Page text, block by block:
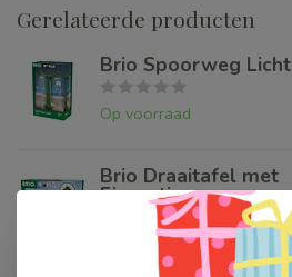
Gerelateerde producten
Brio Spoorweg Licht
Op voorraad
Brio Draaitafel met
Figuurtje
Op voorraad